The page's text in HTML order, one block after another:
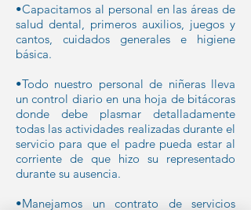
•Capacitamos al personal en las áreas de
salud dental, primeros auxilios, juegos y
cantos, cuidados generales e higiene
básica.
•Todo nuestro personal de niñeras lleva
un control diario en una hoja de bitácoras
donde debe plasmar detalladamente
todas las actividades realizadas durante el
servicio para que el padre pueda estar al
corriente de que hizo su representado
durante su ausencia.
•Manejamos un contrato de servicios